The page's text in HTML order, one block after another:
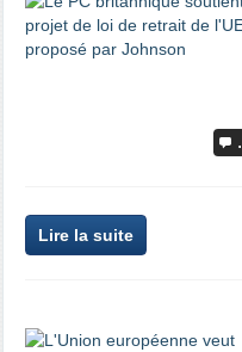
Lire la suite